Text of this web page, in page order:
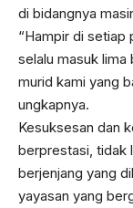
di bidangnya
“Hampir di setiap
selalu masuk lima
murid kami yang
ungkapnya.
Kesuksesan dan
berprestasi, tidak
berjenjang yang
yayasan yang